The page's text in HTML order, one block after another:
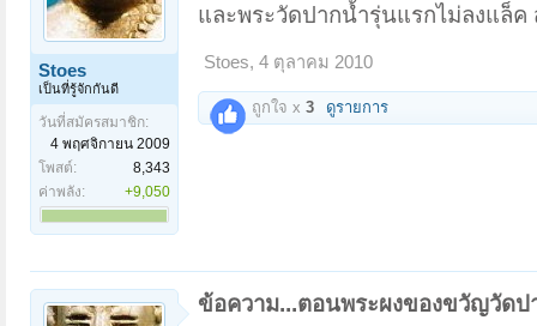
Stoes
เป็นที่รู้จักกันดี
วันที่สมัครสมาชิก:
4 พฤศจิกายน 2009
โพสต์:
8,343
ค่าพลัง:
+9,050
และพระวัดปากน้ำรุ่นแรกไม่ลงแล็ค
Stoes, 4 ตุลาคม 2010
ถูกใจ x 3 ดูรายการ
ข้อความ...ตอนพระผงของขวัญวัด